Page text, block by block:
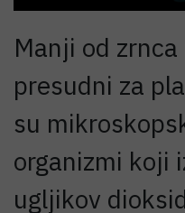
Manji od
presudni za
su
organizmi koji
ugljikov